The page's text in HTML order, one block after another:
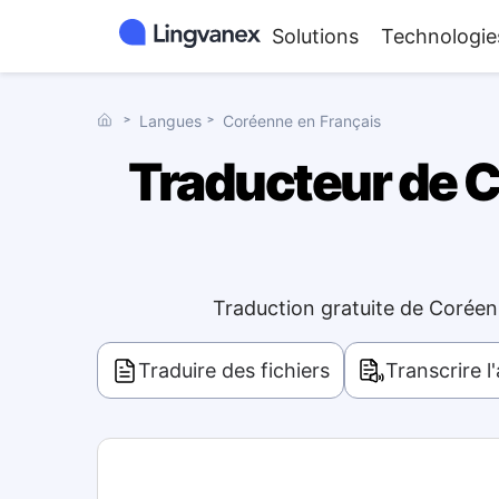
Solutions
˃ Langues ˃ Coréenne en Français
Traducteur de
Traduction gratuite de
Traduire des fichiers Transcrire